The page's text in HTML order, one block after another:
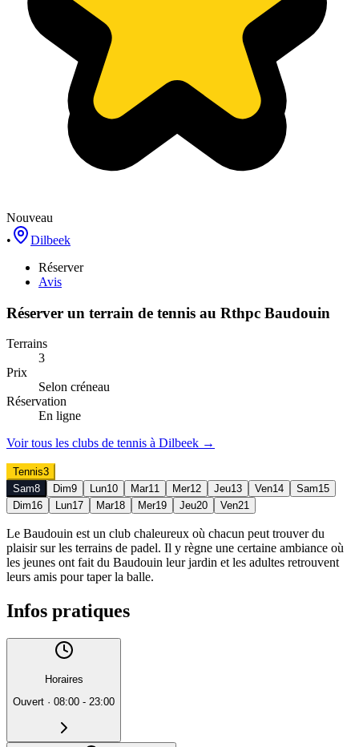
Nouveau
•
Dilbeek
Réserver
Avis
Réserver un terrain de tennis au Rthpc Baudouin
Terrains
3
Prix
Selon créneau
Réservation
En ligne
Voir tous les clubs de tennis à Dilbeek →
Tennis3
Sam8 Dim9 Lun10 Mar11 Mer12 Jeu13 Ven14 Sam15
Dim16 Lun17 Mar18 Mer19 Jeu20 Ven21
Le Baudouin est un club chaleureux où chacun peut trouver du
plaisir sur les terrains de padel. Il y règne une certaine ambiance où
les jeunes ont fait du Baudouin leur jardin et les adultes retrouvent
leurs amis pour taper la balle.
Infos pratiques
Horaires
Ouvert · 08:00 - 23:00